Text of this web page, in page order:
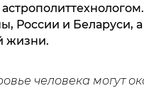
России и Беларуси,
жизни.
человека могут